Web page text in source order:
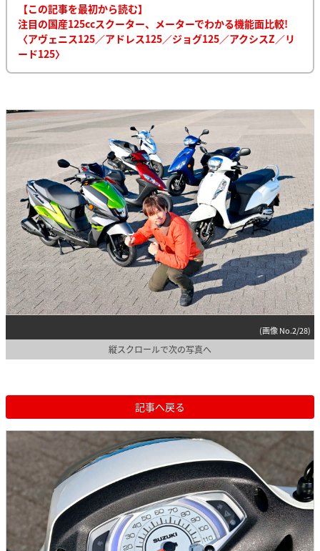
【この記事を最初から読む】
注目の国産125ccスクーター、メーターでわかる機能面比較!
〈アヴェニス125／アドレス125／ジョグ125／アクシスZ／リ
ード125〉
(画像 No.2/28)
縦スクロールで次の写真へ
記事へ戻る